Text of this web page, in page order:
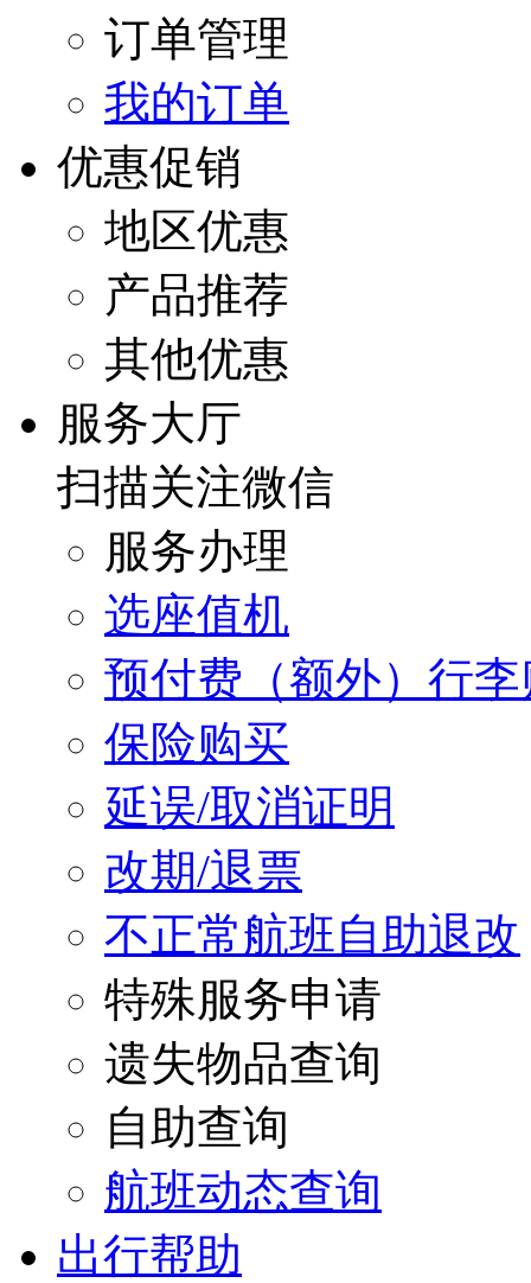
订单管理
我的订单
优惠促销
地区优惠
产品推荐
其他优惠
服务大厅
扫描关注微信
服务办理
选座值机
预付费（额外）行
保险购买
延误/取消证明
改期/退票
不正常航班自助退改
特殊服务申请
遗失物品查询
自助查询
航班动态查询
出行帮助